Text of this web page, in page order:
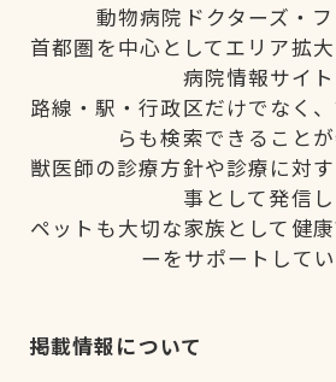
動物病院ドクターズ・フ
首都圏を中心としてエリア拡
病院情報サイト
路線・駅・行政区だけでなく
らも検索できることが
獣医師の診療方針や診療に対
事として発信し
ペットも大切な家族として健
ーをサポートしてい
掲載情報について